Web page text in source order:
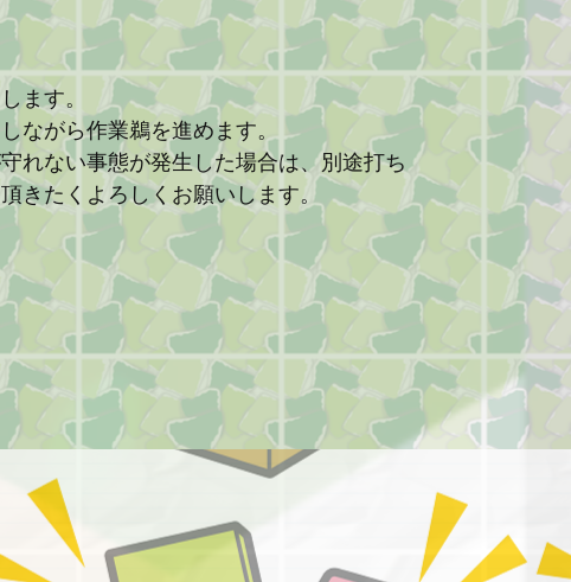
ます。
ながら作業鵜を進めます。
れない事態が発生した場合は、別途打ち
きたくよろしくお願いします。